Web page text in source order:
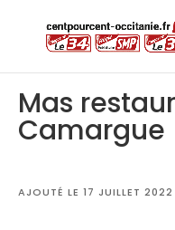
Mas
Camargue
AJOUTÉ LE 17 JUILLET 2022